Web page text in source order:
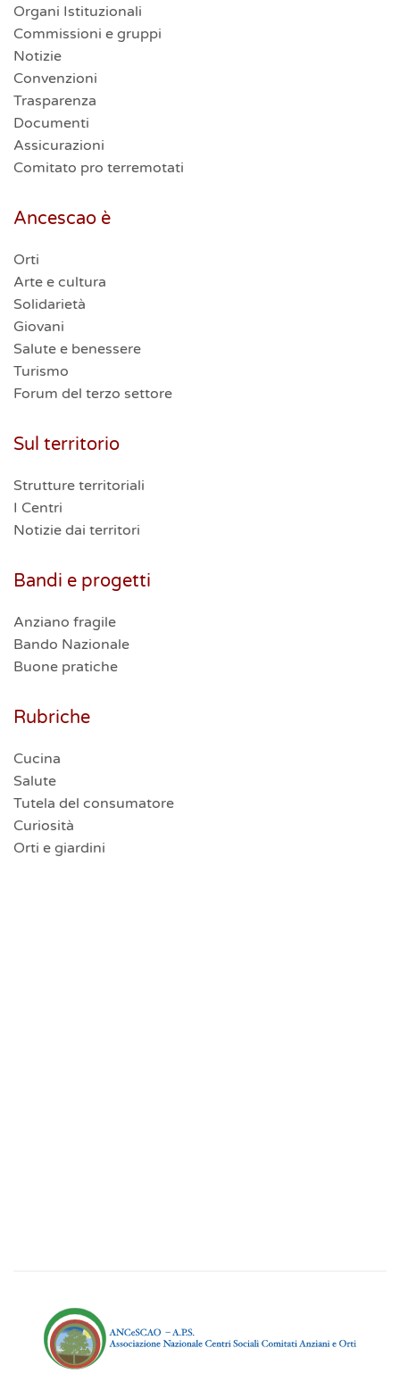
Organi Istituzionali
Commissioni e gruppi
Notizie
Convenzioni
Trasparenza
Documenti
Assicurazioni
Comitato pro terremotati
Ancescao è
Orti
Arte e cultura
Solidarietà
Giovani
Salute e benessere
Turismo
Forum del terzo settore
Sul territorio
Strutture territoriali
I Centri
Notizie dai territori
Bandi e progetti
Anziano fragile
Bando Nazionale
Buone pratiche
Rubriche
Cucina
Salute
Tutela del consumatore
Curiosità
Orti e giardini